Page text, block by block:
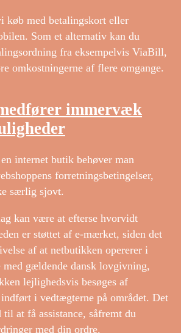
køb med betalingskort eller
Som et alternativ kan du
fra eksempelvis ViaBill,
omkostningerne af flere omgange.
immervæk
internet butik behøver man
forretningsbetingelser,
særlig sjovt.
kan være at efterse hvorvidt
er støttet af e-mærket, siden det
af at netbutikken opererer i
med gældende dansk lovgivning,
lejlighedsvis besøges af
i vedtægterne på området. Det
at få assistance, såfremt du
med din ordre.